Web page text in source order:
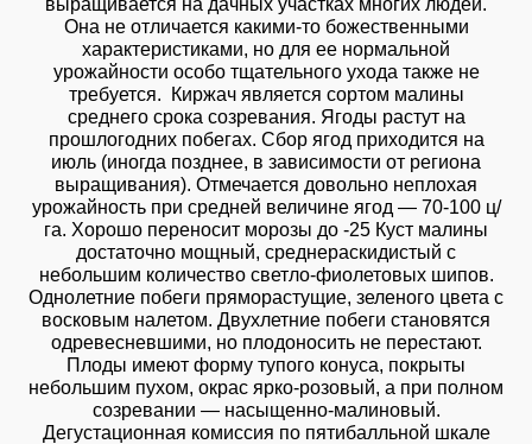
выращивается на дачных участках многих людей.
Она не отличается какими-то божественными
характеристиками, но для ее нормальной
урожайности особо тщательного ухода также не
требуется. Киржач является сортом малины
среднего срока созревания. Ягоды растут на
прошлогодних побегах. Сбор ягод приходится на
июль (иногда позднее, в зависимости от региона
выращивания). Отмечается довольно неплохая
урожайность при средней величине ягод — 70-100 ц/
га. Хорошо переносит морозы до -25 Куст малины
достаточно мощный, среднераскидистый с
небольшим количество светло-фиолетовых шипов.
Однолетние побеги пряморастущие, зеленого цвета с
восковым налетом. Двухлетние побеги становятся
одревесневшими, но плодоносить не перестают.
Плоды имеют форму тупого конуса, покрыты
небольшим пухом, окрас ярко-розовый, а при полном
созревании — насыщенно-малиновый.
Дегустационная комиссия по пятибалльной шкале